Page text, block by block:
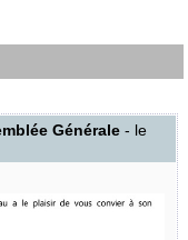
Générale - le